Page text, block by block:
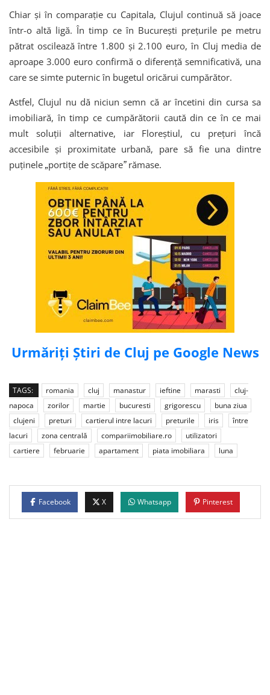
Chiar și în comparație cu Capitala, Clujul continuă să joace
într-o altă ligă. În timp ce în București prețurile pe metru
pătrat oscilează între 1.800 și 2.100 euro, în Cluj media de
aproape 3.000 euro confirmă o diferență semnificativă, una
care se simte puternic în bugetul oricărui cumpărător.
Astfel, Clujul nu dă niciun semn că ar încetini din cursa sa
imobiliară, în timp ce cumpărătorii caută din ce în ce mai
mult soluții alternative, iar Floreștiul, cu prețuri încă
accesibile și proximitate urbană, pare să fie una dintre
puținele „portițe de scăpare”rămase.
Urmăriți Știri de Cluj pe Google News
TAGS: romania cluj manastur ieftine marasti
cluj-
napoca
zorilor martie bucuresti grigorescu
buna ziua
clujeni
preturi cartierul intre lacuri preturile iris
între
lacuri
zona centrală compariimobiliare.ro
utilizatori
cartiere
februarie apartament piata imobiliara luna
Facebook X Whatsapp Pinterest